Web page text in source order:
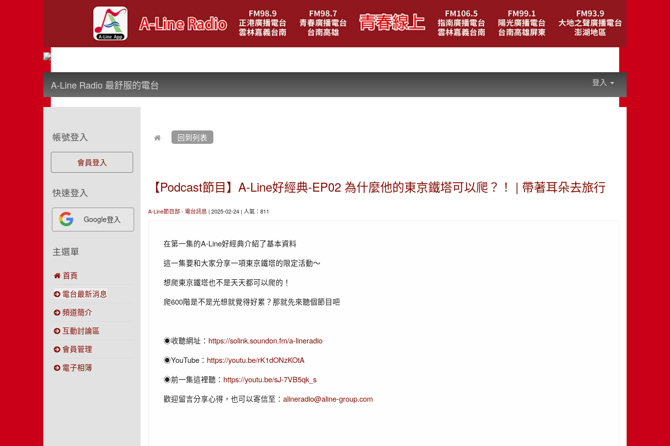
A-Line Radio 最舒服的電台 登入
回到列表
【Podcast節目】A-Line好經典-EP02 為什麼他的東京鐵塔可以爬？！ | 帶著耳朵去旅行
A-Line節目部- 電台訊息 | 2025-02-24 | 人氣：811
在第一集的A-Line好經典介紹了基本資料
這一集要和大家分享一項東京鐵塔的限定活動～
想爬東京鐵塔也不是天天都可以爬的！
爬600階是不是光想就覺得好累？那就先來聽個節目吧
◉收聽網址： https://solink.soundon.fm/a-lineradio
◉YouTube： https://youtu.be/rK1dONzKOtA
‍◉前一集這裡聽： https://youtu.be/sJ-7VB5qk_s
歡迎留言分享心得，也可以寄信至： alineradio@aline-group.com
帳號登入
會員登入
快速登入
Google登入
主選單
首頁
電台最新消息
頻道簡介
互動討論區
會員管理
電子相簿